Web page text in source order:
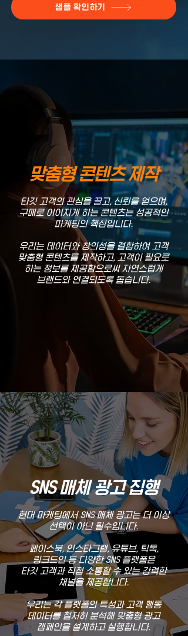
샘플 확인하기
맞춤형 콘텐츠 제작
타깃 고객의 관심을 끌고, 신뢰를 얻으며,
구매로 이어지게 하는 콘텐츠는 성공적인
마케팅의 핵심입니다.
우리는 데이터와 창의성을 결합하여 고객
맞춤형 콘텐츠를 제작하고, 고객이 필요로
하는 정보를 제공함으로써 자연스럽게
브랜드와 연결되도록 돕습니다.
SNS 매체 광고 집행
현대 마케팅에서 SNS 매체 광고는 더 이상
선택이 아닌 필수입니다.
페이스북, 인스타그램, 유튜브, 틱톡,
링크드인 등 다양한 SNS 플랫폼은
타깃 고객과 직접 소통할 수 있는 강력한
채널을 제공합니다.
우리는 각 플랫폼의 특성과 고객 행동
데이터를 철저히 분석해 맞춤형 광고
캠페인을 설계하고 실행합니다.